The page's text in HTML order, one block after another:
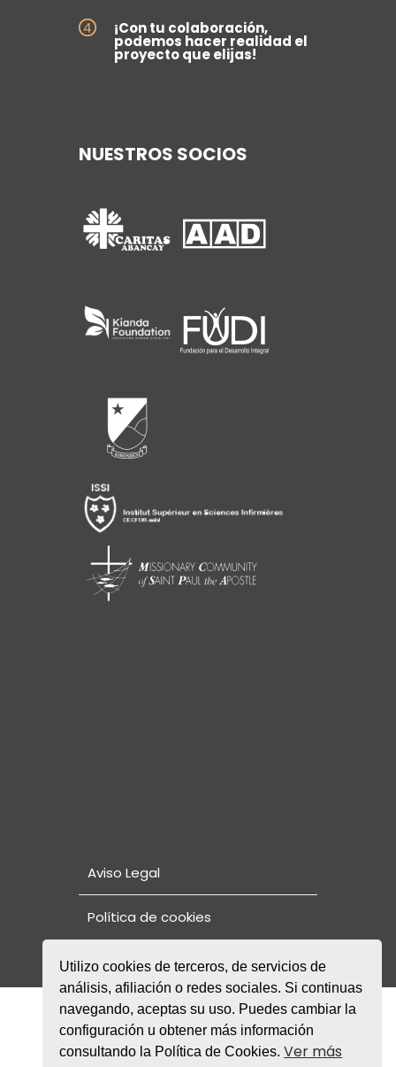
¡Con tu colaboración,
podemos hacer realidad el
proyecto que elijas!
NUESTROS SOCIOS
Aviso Legal
Política de cookies
© Copyright 2021. Fundación Rode
NORMAS DE CONVIVENCIA Y PLAN DE
PROTECCIÓN Y SEGURIDAD DE MENORES
Utilizo cookies de terceros, de servicios de
análisis, afiliación o redes sociales. Si continuas
navegando, aceptas su uso. Puedes cambiar la
configuración u obtener más información
consultando la Política de Cookies.Ver más